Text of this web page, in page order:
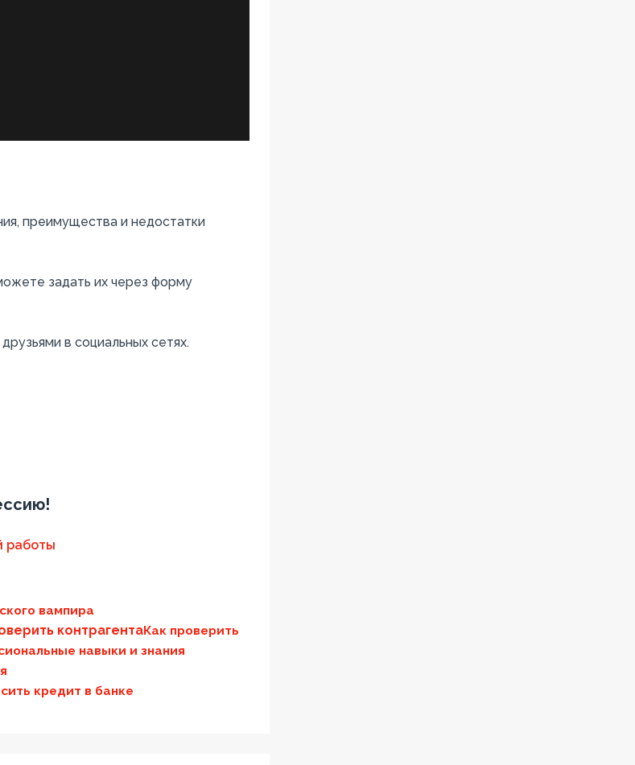
преимущества и недостатки
задать их через форму
в социальных сетях.
вампира
Как проверить
навыки и знания
кредит в банке